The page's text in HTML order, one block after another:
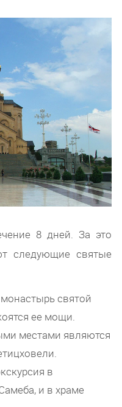
8 дней. За это
следующие святые
святой
ее мощи.
местами являются
в
и в храме